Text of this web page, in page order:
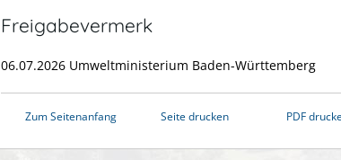
Freigabevermerk
06.07.2026 Umweltministerium Baden-Württemberg
Zum Seitenanfang Seite drucken PDF